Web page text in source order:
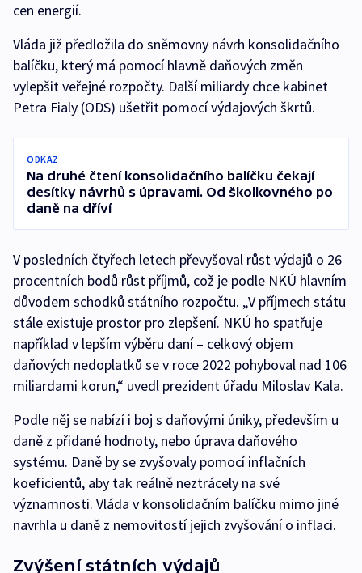
cen energií.
Vláda již předložila do sněmovny návrh konsolidačního
balíčku, který má pomocí hlavně daňových změn
vylepšit veřejné rozpočty. Další miliardy chce kabinet
Petra Fialy (ODS) ušetřit pomocí výdajových škrtů.
ODKAZ
Na druhé čtení konsolidačního balíčku čekají
desítky návrhů s úpravami. Od školkovného po
daně na dříví
V posledních čtyřech letech převyšoval růst výdajů o 26
procentních bodů růst příjmů, což je podle NKÚ hlavním
důvodem schodků státního rozpočtu. „V příjmech státu
stále existuje prostor pro zlepšení. NKÚ ho spatřuje
například v lepším výběru daní –⁠ celkový objem
daňových nedoplatků se v roce 2022 pohyboval nad 106
miliardami korun,“ uvedl prezident úřadu Miloslav Kala.
Podle něj se nabízí i boj s daňovými úniky, především u
daně z přidané hodnoty, nebo úprava daňového
systému. Daně by se zvyšovaly pomocí inflačních
koeficientů, aby tak reálně neztrácely na své
významnosti. Vláda v konsolidačním balíčku mimo jiné
navrhla u daně z nemovitostí jejich zvyšování o inflaci.
Zvýšení státních výdajů